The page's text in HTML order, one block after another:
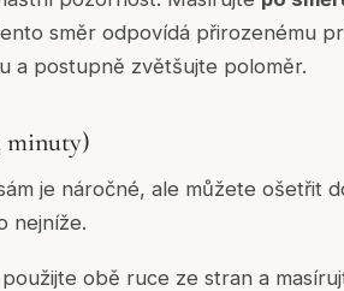
směr odpovídá přirozenému
a postupně zvětšujte poloměr.
minuty)
je náročné, ale můžete ošetřit
nejníže.
obě ruce ze stran a